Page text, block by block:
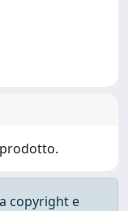
copyright e